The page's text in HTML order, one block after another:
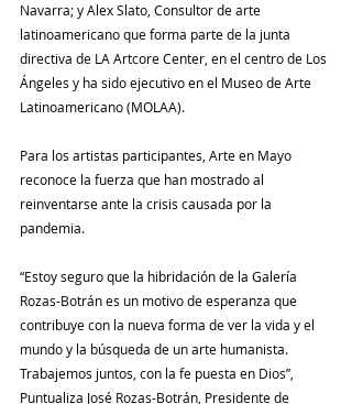
Navarra; y Alex Slato, Consultor de arte
latinoamericano que forma parte de la junta
directiva de LA Artcore Center, en el centro de Los
Ángeles y ha sido ejecutivo en el Museo de Arte
Latinoamericano (MOLAA).
Para los artistas participantes, Arte en Mayo
reconoce la fuerza que han mostrado al
reinventarse ante la crisis causada por la
pandemia.
“Estoy seguro que la hibridación de la Galería
Rozas-Botrán es un motivo de esperanza que
contribuye con la nueva forma de ver la vida y el
mundo y la búsqueda de un arte humanista.
Trabajemos juntos, con la fe puesta en Dios”,
Puntualiza José Rozas-Botrán, Presidente de